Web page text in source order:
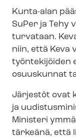
Kunta-alan
SuPer ja Tehy
turvataan.
niin, että Keva
työntekijöiden
osuuskunnat
Järjestöt ovat
ja
Ministeri
tärkeänä, että